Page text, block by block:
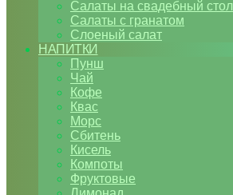
Салаты на свадебный стол
Салаты с гранатом
Слоеный салат
НАПИТКИ
Пунш
Чай
Кофе
Квас
Морс
Сбитень
Кисель
Компоты
Фруктовые